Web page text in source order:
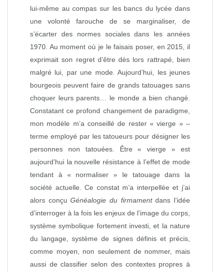
lui-même au compas sur les bancs du lycée dans
une volonté farouche de se marginaliser, de
s’écarter des normes sociales dans les années
1970. Au moment où je le faisais poser, en 2015, il
exprimait son regret d’être dès lors rattrapé, bien
malgré lui, par une mode. Aujourd’hui, les jeunes
bourgeois peuvent faire de grands tatouages sans
choquer leurs parents… le monde a bien changé.
Constatant ce profond changement de paradigme,
mon modèle m’a conseillé de rester « vierge » –
terme employé par les tatoueurs pour désigner les
personnes non tatouées. Être « vierge » est
aujourd’hui la nouvelle résistance à l’effet de mode
tendant à « normaliser » le tatouage dans la
société actuelle. Ce constat m’a interpellée et j’ai
alors conçuGénéalogie du firmamentdans l’idée
d’interroger à la fois les enjeux de l’image du corps,
système symbolique fortement investi, et la nature
du langage, système de signes définis et précis,
comme moyen, non seulement de nommer, mais
aussi de classifier selon des contextes propres à